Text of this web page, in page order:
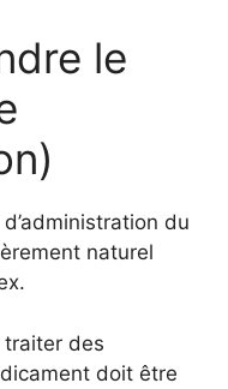
le
du
naturel
traiter des
doit être